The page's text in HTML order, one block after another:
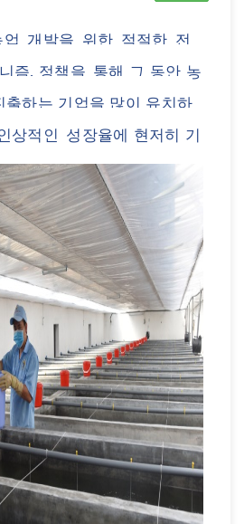
개발을 위한 적절한 전
즘, 정책을 통해 그 동안 농
하는 기업을 많이 유치하
상적인 성장율에 현저히 기